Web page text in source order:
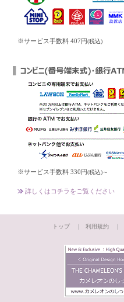
※サービス手数料 407円(税込)
※サービス手数料 330円(税込)～
詳しくはコチラをご覧ください
トップ 利用規約